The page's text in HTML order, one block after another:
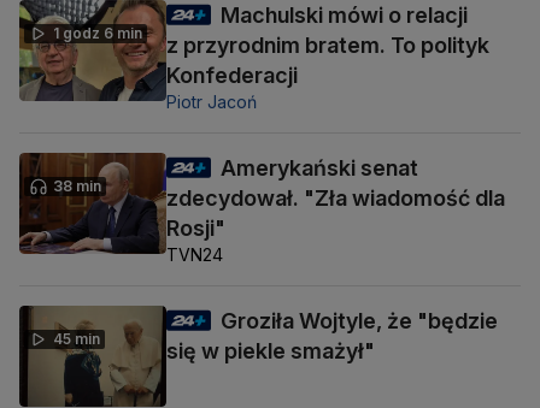
1 godz 6 min
Machulski mówi o relacji
z przyrodnim bratem. To polityk
Konfederacji
Piotr Jacoń
38 min
Amerykański senat
zdecydował. "Zła wiadomość dla
Rosji"
TVN24
45 min
Groziła Wojtyle, że "będzie
się w piekle smażył"